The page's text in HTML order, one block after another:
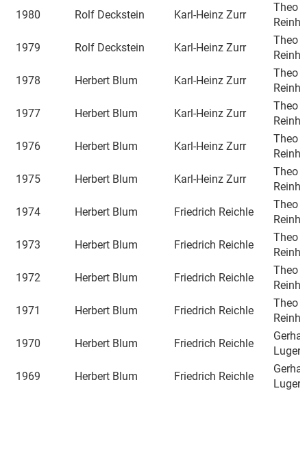
1980
Rolf Deckstein Karl-Heinz Zurr
Theo
1979
Rolf Deckstein Karl-Heinz Zurr
Theo
1978
Herbert Blum Karl-Heinz Zurr
Theo
1977
Herbert Blum Karl-Heinz Zurr
Theo
1976
Herbert Blum Karl-Heinz Zurr
Theo
1975
Herbert Blum Karl-Heinz Zurr
Theo
1974
Herbert Blum Friedrich Reichle
Theo
1973
Herbert Blum Friedrich Reichle
Theo
1972
Herbert Blum Friedrich Reichle
Theo
1971
Herbert Blum Friedrich Reichle
Theo
1970
Herbert Blum Friedrich Reichle
Lugert
1969
Herbert Blum Friedrich Reichle
Lugert